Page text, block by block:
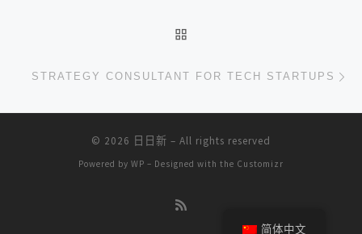
STRATEGY CONSULTANT FOR TECH STARTUPS
© 2026 日日新 – All rights reserved
Powered by WP – Designed with the Customizr
简体中文